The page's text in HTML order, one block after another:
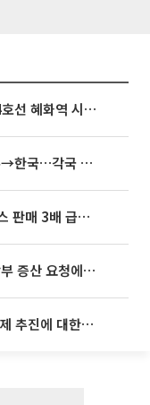
전장연, 오늘(10일) 서울 지하철 4호선 혜화역 시위…1호선 용산역 무정차
태풍 '돌핀' 중국 상륙, '찬홈' 일본→한국…각국 기상청 예상 경로는?
대신證 “알테오젠, 키트루다 큐렉스 판매 3배 급증…목표가 41만원 상향”
[특징주] “탄약 부족하다“ 美 국방부 증산 요청에⋯국내 방산주 급등세
[특징주] 美 중국산 광트랜시버 규제 추진에 대한광통신 등 광통신株 강세